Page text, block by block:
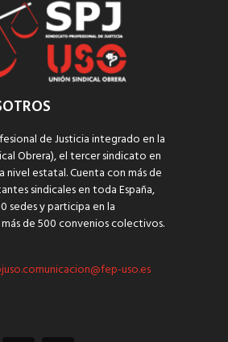
de Justicia integrado en la
Obrera), el tercer sindicato en
nivel estatal. Cuenta con más de
sindicales en toda España,
sedes y participa en la
de 500 convenios colectivos.
uso.es